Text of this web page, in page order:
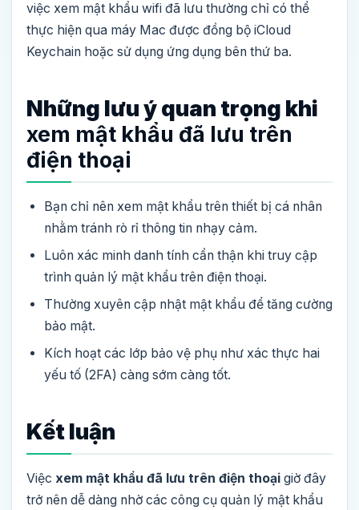
việc xem mật khẩu wifi đã lưu thường chỉ có thể
thực hiện qua máy Mac được đồng bộ iCloud
Keychain hoặc sử dụng ứng dụng bên thứ ba.
Những lưu ý quan trọng khi
xem mật khẩu đã lưu trên
điện thoại
Bạn chỉ nên xem mật khẩu trên thiết bị cá nhân
nhằm tránh rò rỉ thông tin nhạy cảm.
Luôn xác minh danh tính cẩn thận khi truy cập
trình quản lý mật khẩu trên điện thoại.
Thường xuyên cập nhật mật khẩu để tăng cường
bảo mật.
Kích hoạt các lớp bảo vệ phụ như xác thực hai
yếu tố (2FA) càng sớm càng tốt.
Kết luận
Việc xem mật khẩu đã lưu trên điện thoại giờ đây
trở nên dễ dàng nhờ các công cụ quản lý mật khẩu